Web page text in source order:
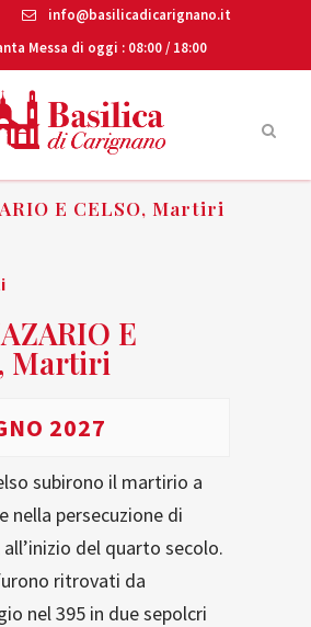
info@basilicadicarignano.it
Messa di oggi : 08:00 / 18:00
E CELSO, Martiri
E
Martiri
2027
subirono il martirio a
nella persecuzione di
all’inizio del quarto secolo.
ritrovati da
nel 395 in due sepolcri